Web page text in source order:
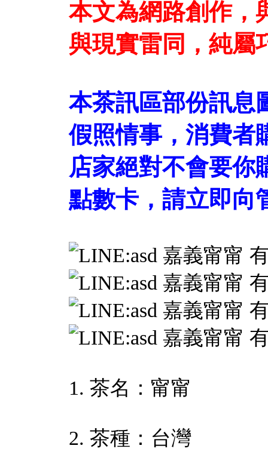
本文為網路創作，
與現實雷同，純屬
本茶訊區部份訊息
假照情事，消費者
店家絕對不會要你
點數卡，請立即向
1. 茶名：甯甯
2. 茶種：台灣